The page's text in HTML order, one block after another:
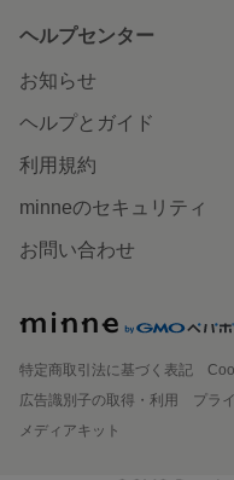
ヘルプセンター
お知らせ
ヘルプとガイド
利用規約
minneのセキュリティ
お問い合わせ
特定商取引法に基づく表記
広告識別子の取得・利用
プラ
メディアキット